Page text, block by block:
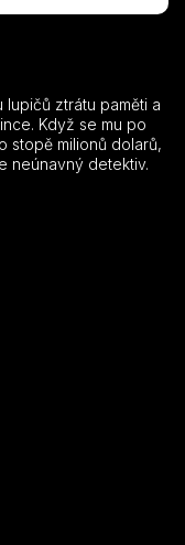
ztrátu paměti a
Když se mu po
stopě milionů dolarů,
neúnavný detektiv.